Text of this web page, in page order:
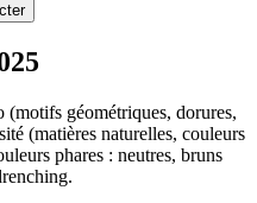
géométriques, dorures,
(matières naturelles, couleurs
phares : neutres, bruns